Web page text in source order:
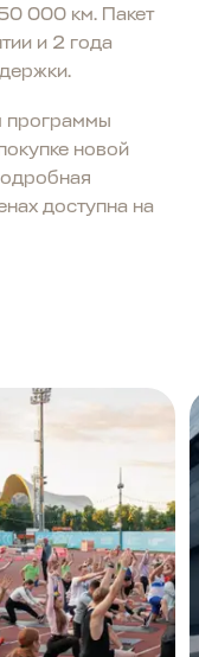
000 км. Пакет
и 2 года
программы
новой
доступна на